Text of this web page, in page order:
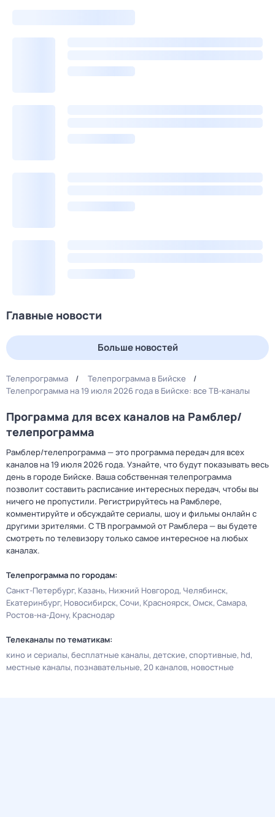
Главные новости
Больше новостей
Телепрограмма
Телепрограмма в Бийске
Телепрограмма на 19 июля 2026 года в Бийске: все ТВ-каналы
Программа для всех каналов на Рамблер/
телепрограмма
Рамблер/телепрограмма — это программа передач для всех
каналов на 19 июля 2026 года. Узнайте, что будут показывать весь
день в городе Бийске. Ваша собственная телепрограмма
позволит составить расписание интересных передач, чтобы вы
ничего не пропустили. Регистрируйтесь на Рамблере,
комментируйте и обсуждайте сериалы, шоу и фильмы онлайн с
другими зрителями. С ТВ программой от Рамблера — вы будете
смотреть по телевизору только самое интересное на любых
каналах.
Телепрограмма по городам:
Санкт-Петербург Казань Нижний Новгород Челябинск
Екатеринбург Новосибирск Сочи Красноярск Омск Самара
Ростов-на-Дону Краснодар
Телеканалы по тематикам:
кино и сериалы бесплатные каналы детские спортивные hd
местные каналы познавательные 20 каналов новостные